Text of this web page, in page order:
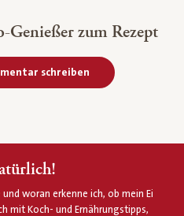
Genießer zum Rezept
schreiben
woran erkenne ich, ob mein Ei
mit Koch- und Ernährungstipps,